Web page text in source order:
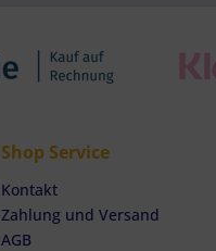
Shop Service
Kontakt
Zahlung und Versand
AGB